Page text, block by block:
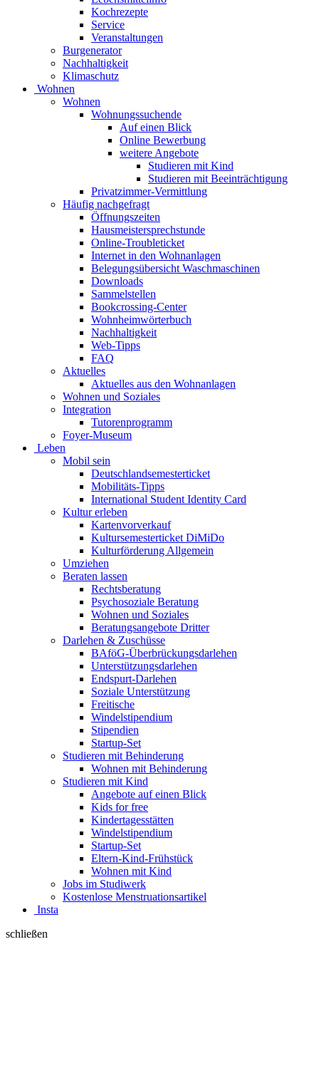
Kochrezepte
Service
Veranstaltungen
Burgenerator
Nachhaltigkeit
Klimaschutz
Wohnen
Wohnen
Wohnungssuchende
Auf einen Blick
Online Bewerbung
weitere Angebote
Studieren mit Kind
Studieren mit Beeinträchtigung
Privatzimmer-Vermittlung
Häufig nachgefragt
Öffnungszeiten
Hausmeistersprechstunde
Online-Troubleticket
Internet in den Wohnanlagen
Belegungsübersicht Waschmaschinen
Downloads
Sammelstellen
Bookcrossing-Center
Wohnheimwörterbuch
Nachhaltigkeit
Web-Tipps
FAQ
Aktuelles
Aktuelles aus den Wohnanlagen
Wohnen und Soziales
Integration
Tutorenprogramm
Foyer-Museum
Leben
Mobil sein
Deutschlandsemesterticket
Mobilitäts-Tipps
International Student Identity Card
Kultur erleben
Kartenvorverkauf
Kultursemesterticket DiMiDo
Kulturförderung Allgemein
Umziehen
Beraten lassen
Rechtsberatung
Psychosoziale Beratung
Wohnen und Soziales
Beratungsangebote Dritter
Darlehen & Zuschüsse
BAföG-Überbrückungsdarlehen
Unterstützungsdarlehen
Endspurt-Darlehen
Soziale Unterstützung
Freitische
Windelstipendium
Stipendien
Startup-Set
Studieren mit Behinderung
Wohnen mit Behinderung
Studieren mit Kind
Angebote auf einen Blick
Kids for free
Kindertagesstätten
Windelstipendium
Startup-Set
Eltern-Kind-Frühstück
Wohnen mit Kind
Jobs im Studiwerk
Kostenlose Menstruationsartikel
Insta
schließen